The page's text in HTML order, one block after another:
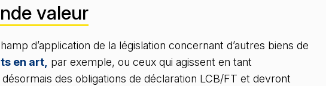
valeur
d’application de la législation concernant d’autres biens de
en art, par exemple, ou ceux qui agissent en tant
désormais des obligations de déclaration LCB/FT et devront